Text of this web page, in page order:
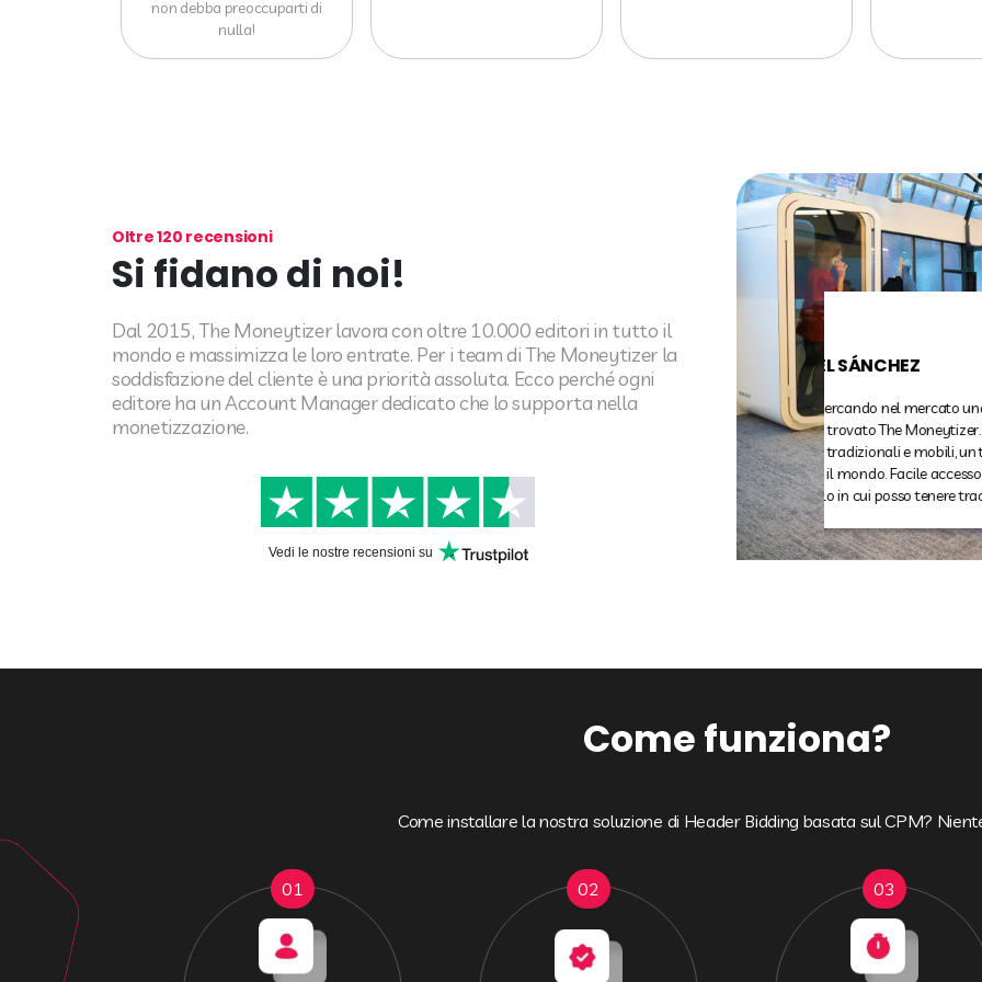
non debba preoccuparti di
nulla!
Oltre 120 recensioni
Si fidano di noi!
Dal 2015, The Moneytizer lavora con oltre 10.000 editori in tutto il
mondo e massimizza le loro entrate. Per i team di The Moneytizer la
soddisfazione del cliente è una priorità assoluta. Ecco perché ogni
editore ha un Account Manager dedicato che lo supporta nella
monetizzazione.
Vedi le nostre recensioni su
ROBIN
Abbiamo utilizzato
e siamo stati più
guadagni che
rapida e semplice
rispondere a
Come funziona?
Come installare la nostra soluzione di Header Bidding basata sul CPM?
01 02 03